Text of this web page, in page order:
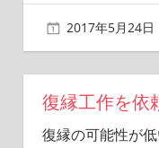
2017年5月24日
復縁工作を依
復縁の可能性が